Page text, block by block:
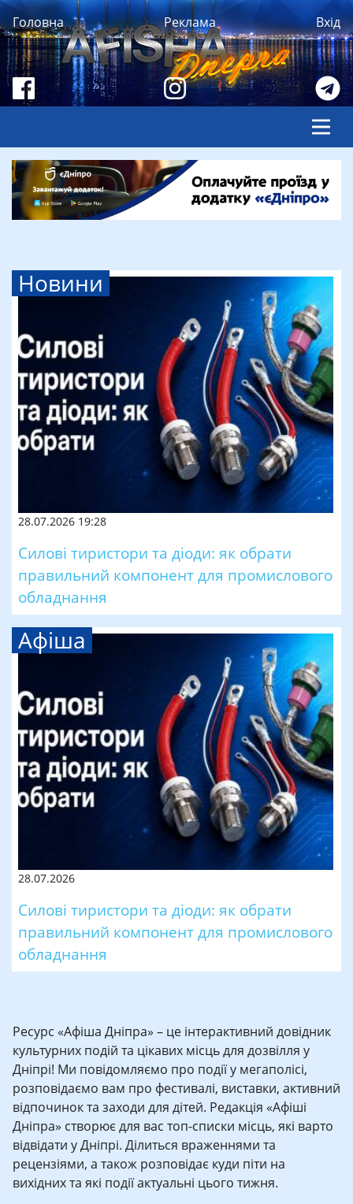
Головна Реклама Вхід
Новини
28.07.2026 19:28
Силові тиристори та діоди: як обрати
правильний компонент для промислового
обладнання
Афіша
28.07.2026
Силові тиристори та діоди: як обрати
правильний компонент для промислового
обладнання
Ресурс «Афіша Дніпра» – це інтерактивний довідник
культурних подій та цікавих місць для дозвілля у
Дніпрі! Ми повідомляємо про події у мегаполісі,
розповідаємо вам про фестивалі, виставки, активний
відпочинок та заходи для дітей. Редакція «Афіші
Дніпра» створює для вас топ-списки місць, які варто
відвідати у Дніпрі. Ділиться враженнями та
рецензіями, а також розповідає куди піти на
вихідних та які події актуальні цього тижня.